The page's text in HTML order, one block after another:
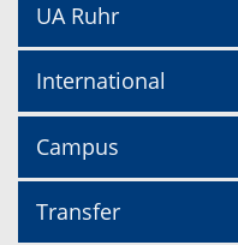
UA Ruhr
International
Campus
Transfer